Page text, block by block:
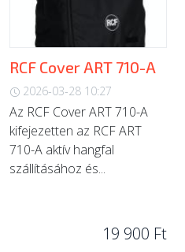
RCF Cover ART 710-A
2026-03-28 10:27
Az RCF Cover ART 710-A
kifejezetten az RCF ART
710-A aktív hangfal
szállításához és...
19 900 Ft